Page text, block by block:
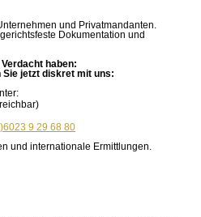
haben:
jetzt diskret mit uns:
9 29 68 80
und internationale Ermittlungen.